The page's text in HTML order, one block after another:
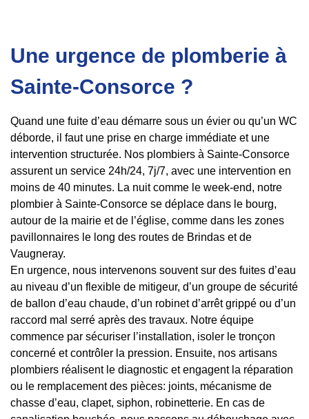
Une urgence de plomberie à
Sainte-Consorce ?
Quand une fuite d’eau démarre sous un évier ou qu’un WC
déborde, il faut une prise en charge immédiate et une
intervention structurée. Nos plombiers à Sainte-Consorce
assurent un service 24h/24, 7j/7, avec une intervention en
moins de 40 minutes. La nuit comme le week-end, notre
plombier à Sainte-Consorce se déplace dans le bourg,
autour de la mairie et de l’église, comme dans les zones
pavillonnaires le long des routes de Brindas et de
Vaugneray.
En urgence, nous intervenons souvent sur des fuites d’eau
au niveau d’un flexible de mitigeur, d’un groupe de sécurité
de ballon d’eau chaude, d’un robinet d’arrêt grippé ou d’un
raccord mal serré après des travaux. Notre équipe
commence par sécuriser l’installation, isoler le tronçon
concerné et contrôler la pression. Ensuite, nos artisans
plombiers réalisent le diagnostic et engagent la réparation
ou le remplacement des pièces: joints, mécanisme de
chasse d’eau, clapet, siphon, robinetterie. En cas de